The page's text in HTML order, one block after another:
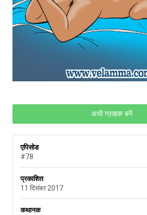
अभी ग्राहक बनें
एपिसोड
#78
प्रकाशित
11 दिसंबर 2017
कथानक